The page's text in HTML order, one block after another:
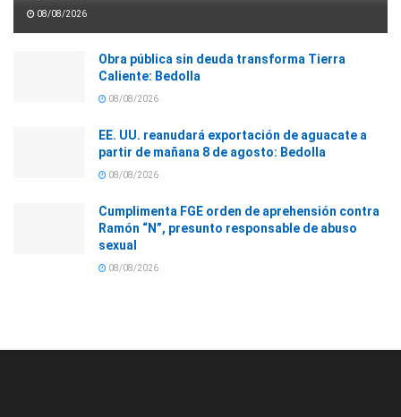
08/08/2026
Obra pública sin deuda transforma Tierra
Caliente: Bedolla
08/08/2026
EE. UU. reanudará exportación de aguacate a
partir de mañana 8 de agosto: Bedolla
08/08/2026
Cumplimenta FGE orden de aprehensión contra
Ramón “N”, presunto responsable de abuso
sexual
08/08/2026